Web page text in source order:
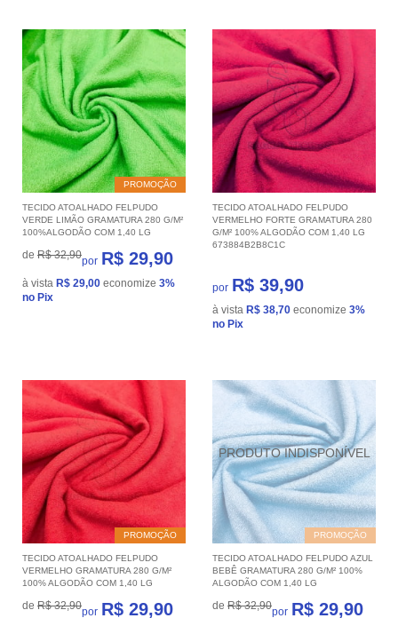
PROMOÇÃO
TECIDO ATOALHADO FELPUDO
VERDE LIMÃO GRAMATURA 280 G/M²
100%ALGODÃO COM 1,40 LG
de R$ 32,90por R$ 29,90
à vista R$ 29,00 economize 3%
no Pix
TECIDO ATOALHADO FELPUDO
VERMELHO FORTE GRAMATURA 280
G/M² 100% ALGODÃO COM 1,40 LG
673884B2B8C1C
por R$ 39,90
à vista R$ 38,70 economize 3%
no Pix
PROMOÇÃO
TECIDO ATOALHADO FELPUDO
VERMELHO GRAMATURA 280 G/M²
100% ALGODÃO COM 1,40 LG
de R$ 32,90por R$ 29,90
PROMOÇÃO
TECIDO ATOALHADO FELPUDO AZUL
BEBÊ GRAMATURA 280 G/M² 100%
ALGODÃO COM 1,40 LG
de R$ 32,90por R$ 29,90